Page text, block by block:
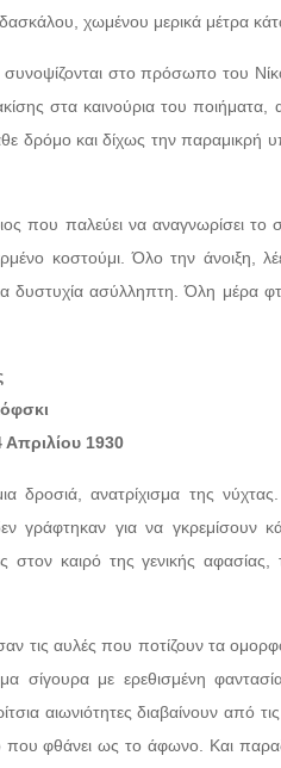
χωμένου μερικά μέτρα
συνοψίζονται στο πρόσωπο του
στα καινούρια του
δρόμο και δίχως την παραμικρή
που παλεύει να αναγνωρίσει το
κοστούμι. Όλο την άνοιξη,
δυστυχία ασύλληπτη. Όλη μέρα
Απριλίου 1930
δροσιά, ανατρίχισμα της
γράφτηκαν για να γκρεμίσουν
στον καιρό της γενικής
τις αυλές που ποτίζουν τα
σίγουρα με ερεθισμένη
αιωνιότητες διαβαίνουν από
που φθάνει ως το άφωνο. Και